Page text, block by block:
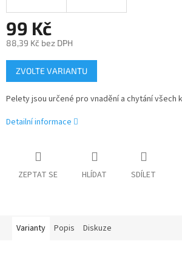
99 Kč
88,39 Kč bez DPH
Měrná
cena:
ZVOLTE VARIANTU
Pelety jsou určené pro vnadění a chytání všech
Detailní informace
ZEPTAT SE HLÍDAT SDÍLET
Varianty Popis Diskuze